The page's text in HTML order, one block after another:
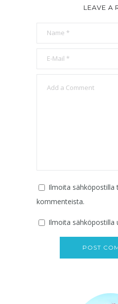
LEAVE A
Ilmoita sähköpostilla
kommenteista.
Ilmoita sähköpostilla